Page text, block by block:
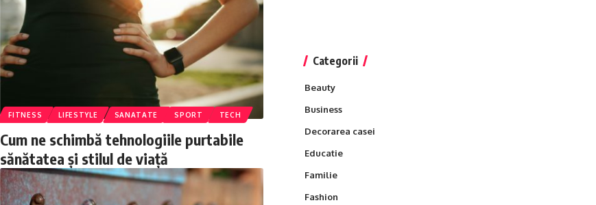
FITNESS LIFESTYLE SANATATE SPORT TECH
Cum ne schimbă tehnologiile purtabile
sănătatea și stilul de viață
Categorii
Beauty
Business
Decorarea casei
Educatie
Familie
Fashion